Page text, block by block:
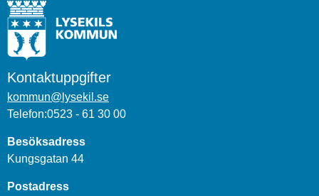
Kontaktuppgifter
kommun@lysekil.se
Telefon:0523 - 61 30 00
Besöksadress
Kungsgatan 44
Postadress